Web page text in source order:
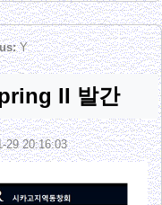
Y
II 발간
29 20:16:03